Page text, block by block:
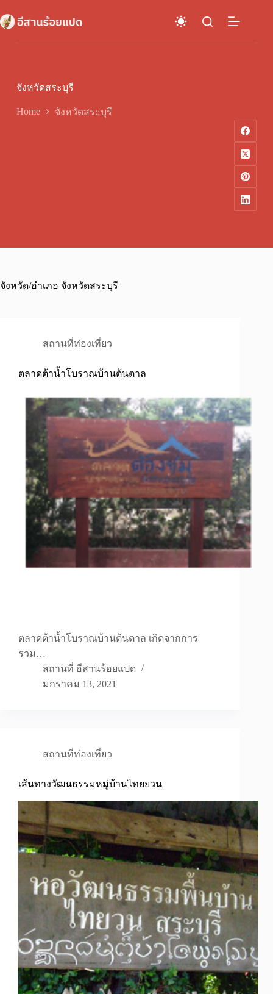
to
content
จังหวัดสระบุรี
Home จังหวัดสระบุรี
จังหวัด/อำเภอ จังหวัดสระบุรี
สถานที่ท่องเที่ยว
ตลาดต้าน้ำโบราณบ้านต้นตาล
ตลาดต้าน้ำโบราณบ้านต้นตาล เกิดจากการ
รวม…
สถานที่ อีสานร้อยแปด
มกราคม 13, 2021
สถานที่ท่องเที่ยว
เส้นทางวัฒนธรรมหมู่บ้านไทยยวน